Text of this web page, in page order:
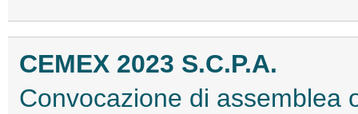
CEMEX 2023 S.C.P.A.
Convocazione di assemblea